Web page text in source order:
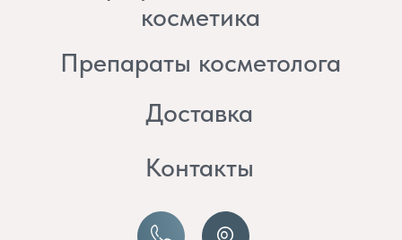
8 (982) 297 07 97
8 (982) 277 07 97